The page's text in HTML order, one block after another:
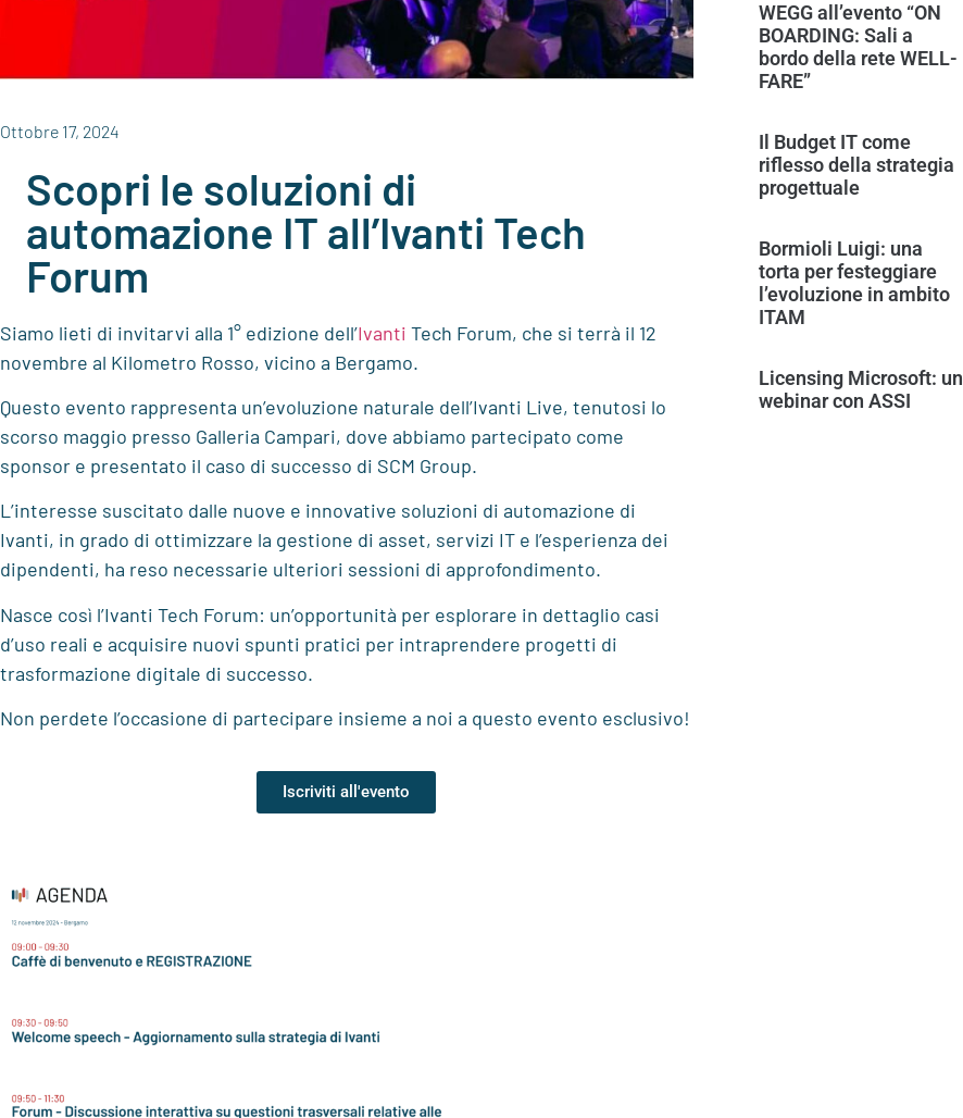
Ottobre 17, 2024
Scopri le soluzioni di
automazione IT all’Ivanti Tech
Forum
Siamo lieti di invitarvi alla 1° edizione dell’Ivanti Tech Forum, che si terrà il 12
novembre al Kilometro Rosso, vicino a Bergamo.
Questo evento rappresenta un’evoluzione naturale dell’Ivanti Live, tenutosi lo
scorso maggio presso Galleria Campari, dove abbiamo partecipato come
sponsor e presentato il caso di successo di SCM Group.
L’interesse suscitato dalle nuove e innovative soluzioni di automazione di
Ivanti, in grado di ottimizzare la gestione di asset, servizi IT e l’esperienza dei
dipendenti, ha reso necessarie ulteriori sessioni di approfondimento.
Nasce così l’Ivanti Tech Forum: un’opportunità per esplorare in dettaglio casi
d’uso reali e acquisire nuovi spunti pratici per intraprendere progetti di
trasformazione digitale di successo.
Non perdete l’occasione di partecipare insieme a noi a questo evento esclusivo!
Iscriviti all'evento
WEGG all’evento “ON
BOARDING: Sali a
bordo della rete WELL-
FARE”
Il Budget IT come
riflesso della strategia
progettuale
Bormioli Luigi: una
torta per festeggiare
l’evoluzione in ambito
ITAM
Licensing Microsoft: un
webinar con ASSI